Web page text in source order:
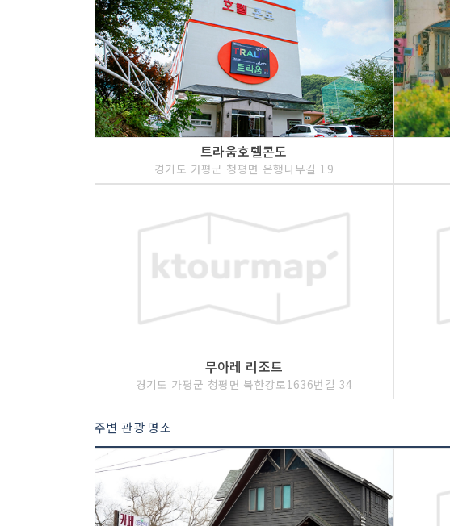
트라움호텔콘도
경기도 가평군 청평면 은행나무길 19
무아레 리조트
경기도 가평군 청평면 북한강로1636번길 34
주변 관광 명소